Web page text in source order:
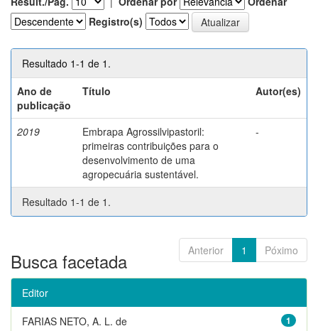
Registro(s)
Resultado 1-1 de 1.
Ano de
publicação
Título Autor(es)
2019
Embrapa Agrossilvipastoril:
primeiras contribuições para o
desenvolvimento de uma
agropecuária sustentável.
-
Resultado 1-1 de 1.
Anterior 1 Póximo
Busca facetada
Editor
1
FARIAS NETO, A. L. de